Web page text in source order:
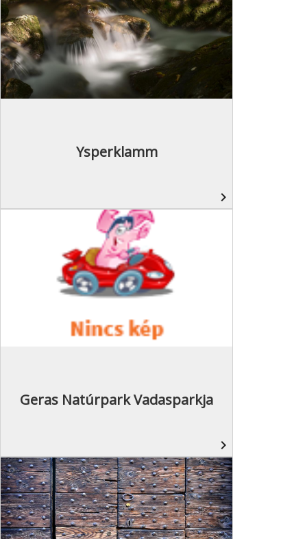
Ysperklamm
navigate_next
Geras Natúrpark Vadasparkja
navigate_next